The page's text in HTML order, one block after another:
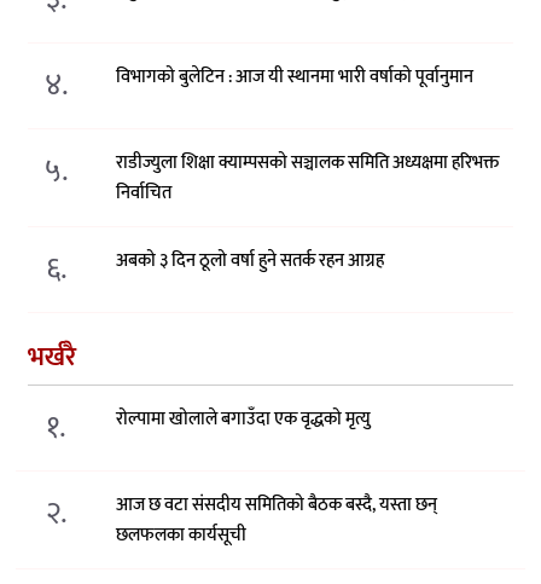
४. विभागको बुलेटिन : आज यी स्थानमा भारी वर्षाको पूर्वानुमान
५.
राडीज्युला शिक्षा क्याम्पसको सञ्चालक समिति अध्यक्षमा हरिभक्त
निर्वाचित
६. अबको ३ दिन ठूलो वर्षा हुने सतर्क रहन आग्रह
भर्खरै
१. रोल्पामा खोलाले बगाउँदा एक वृद्धको मृत्यु
२.
आज छ वटा संसदीय समितिको बैठक बस्दै, यस्ता छन्
छलफलका कार्यसूची